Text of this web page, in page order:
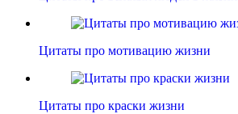
Цитаты про мотивацию жизни
Цитаты про краски жизни